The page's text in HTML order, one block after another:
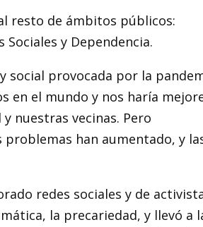
resto de ámbitos públicos:
Sociales y Dependencia.
social provocada por la
en el mundo y nos haría
nuestras vecinas. Pero
han aumentado, y
redes sociales y de
la precariedad, y llevó a